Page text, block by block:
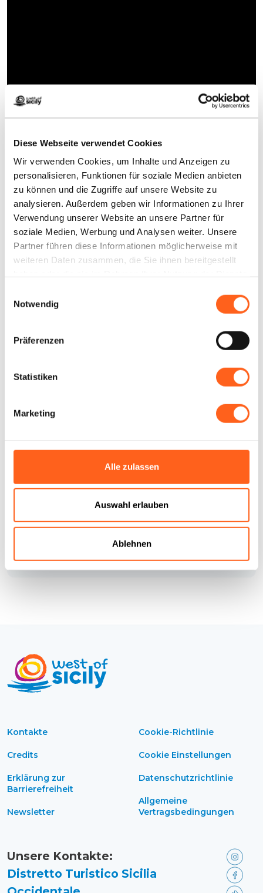
Diese Webseite verwendet Cookies
Wir verwenden Cookies, um Inhalte und Anzeigen zu
personalisieren, Funktionen für soziale Medien anbieten
zu können und die Zugriffe auf unsere Website zu
analysieren. Außerdem geben wir Informationen zu Ihrer
Verwendung unserer Website an unsere Partner für
soziale Medien, Werbung und Analysen weiter. Unsere
Partner führen diese Informationen möglicherweise mit
weiteren Daten zusammen, die Sie ihnen bereitgestellt
Notwendig
Präferenzen
Statistiken
Marketing
Alle zulassen
Auswahl erlauben
Ablehnen
Baglio Oneto dei Principi di San Lorenzo
Contrada Baronazzo Amafi 8 Marsala
E-Mail
Buchen Sie jetzt
IT081011A1YKB7Z8YU
Wie kommt man
Kontakte
Credits
Erklärung zur
Barrierefreiheit
Newsletter
Cookie-Richtlinie
Cookie Einstellungen
Datenschutzrichtlinie
Allgemeine
Vertragsbedingungen
Unsere Kontakte:
Distretto Turistico Sicilia